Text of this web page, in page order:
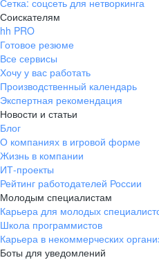
Сетка: соцсеть для нетворкинга
Соискателям
hh PRO
Готовое резюме
Все сервисы
Хочу у вас работать
Производственный календарь
Экспертная рекомендация
Новости и статьи
Блог
О компаниях в игровой форме
Жизнь в компании
ИТ-проекты
Рейтинг работодателей России
Молодым специалистам
Карьера для молодых
Школа программистов
Карьера в некоммерческих
Боты для уведомлений